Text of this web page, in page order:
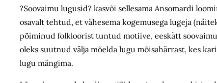
?Soovaimu lugusid? kasvõi sellesama Ansomardi
osavalt tehtud, et vähesema kogemusega lugeja
põiminud folkloorist tuntud motiive, eeskätt
oleks suutnud välja mõelda lugu mõisahärrast, kes
lugu mängima.